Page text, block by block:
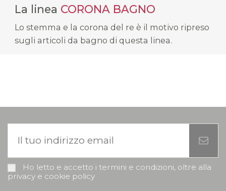
La linea CORONA BAGNO
Lo stemma e la corona del re è il motivo ripreso
sugli articoli da bagno di questa linea.
Ho letto e accetto i termini e condizioni, oltre alla
privacy e cookie policy